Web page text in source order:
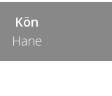
Kön
Hane